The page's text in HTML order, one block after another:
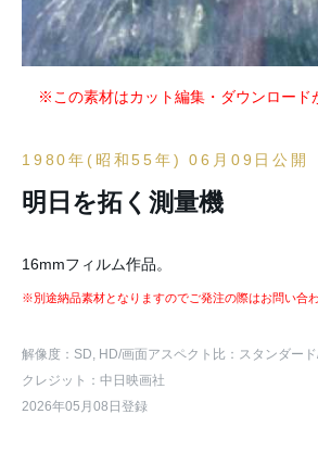
※この素材はカット編集・ダウンロード
1980年(昭和55年) 06月09日公開
明日を拓く測量機
16mmフィルム作品。
※別途納品素材となりますのでご発注の際はお問い合わ
解像度：SD, HD/画面アスペクト比：スタンダード
クレジット：中日映画社
2026年05月08日登録